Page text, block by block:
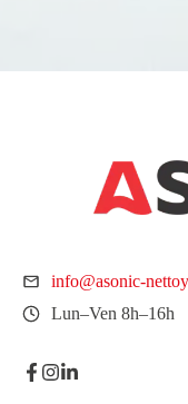
info@asonic-
Lun–Ven 8h–16h